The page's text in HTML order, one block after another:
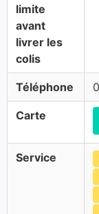
limite
avant
livrer les
colis
Téléphone
Carte
Service